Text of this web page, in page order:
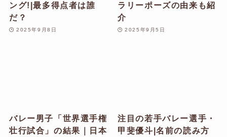
ング!|最多得点者は誰
だ？
2025年9月8日
ラリーポーズの由来も紹
介
2025年9月5日
バレー男子「世界選手権
壮行試合」の結果｜日本
注目の若手バレー選手・
甲斐優斗|名前の読み方